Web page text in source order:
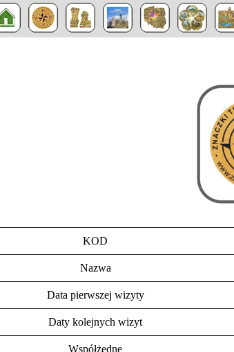
KOD
Nazwa
Data pierwszej wizyty
Daty kolejnych wizyt
Współżędne